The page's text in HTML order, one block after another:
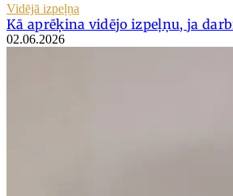
Vidējā izpeļņa
Kā aprēķina vidējo izpeļņu, ja
02.06.2026